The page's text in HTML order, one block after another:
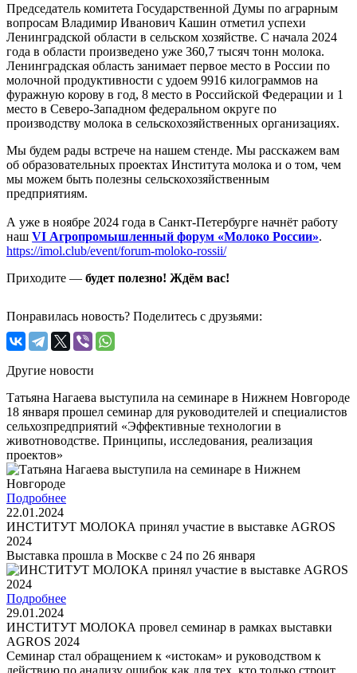
Председатель комитета Государственной Думы по аграрным
вопросам Владимир Иванович Кашин отметил успехи
Ленинградской области в сельском хозяйстве. С начала 2024
года в области произведено уже 360,7 тысяч тонн молока.
Ленинградская область занимает первое место в России по
молочной продуктивности с удоем 9916 килограммов на
фуражную корову в год, 8 место в Российской Федерации и 1
место в Северо-Западном федеральном округе по
производству молока в сельскохозяйственных организациях.
Мы будем рады встрече на нашем стенде. Мы расскажем вам
об образовательных проектах Института молока и о том, чем
мы можем быть полезны сельскохозяйственным
предприятиям.
А уже в ноябре 2024 года в Санкт-Петербурге начнёт работу
наш VI Агропромышленный форум «Молоко России».
https://imol.club/event/forum-moloko-rossii/
Приходите — будет полезно! Ждём вас!
Понравилась новость? Поделитесь с друзьями:
Другие новости
Татьяна Нагаева выступила на семинаре в Нижнем Новгороде
18 января прошел семинар для руководителей и специалистов
сельхозпредприятий «Эффективные технологии в
животноводстве. Принципы, исследования, реализация
проектов»
Подробнее
22.01.2024
ИНСТИТУТ МОЛОКА принял участие в выставке AGROS
2024
Выставка прошла в Москве с 24 по 26 января
Подробнее
29.01.2024
ИНСТИТУТ МОЛОКА провел семинар в рамках выставки
AGROS 2024
Семинар стал обращением к «истокам» и руководством к
действию по анализу ошибок как для тех, кто только строит